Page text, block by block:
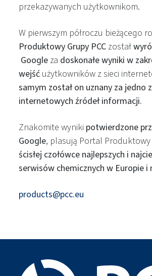
przekazywanych użytkownikom.
W pierwszym półroczu bieżącego
Produktowy Grupy PCC został
Google za doskonałe wyniki w
wejść użytkowników z sieci
samym został on uznany za jedno
internetowych źródeł informacji.
Znakomite wyniki potwierdzone
Google, plasują Portal
ścisłej czołówce najlepszych i
serwisów chemicznych w Europie i
products@pcc.eu